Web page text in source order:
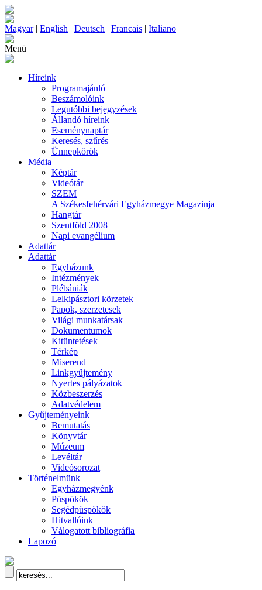
Magyar| English | Deutsch | Francais | Italiano
Menü
Híreink
Programajánló
Beszámolóink
Legutóbbi bejegyzések
Állandó híreink
Eseménynaptár
Keresés, szűrés
Ünnepkörök
Média
Képtár
Videótár
SZEM
A Székesfehérvári Egyházmegye Magazinja
Hangtár
Szentföld 2008
Napi evangélium
Adattár
Adattár
Egyházunk
Intézmények
Plébániák
Lelkipásztori körzetek
Papok, szerzetesek
Világi munkatársak
Dokumentumok
Kitüntetések
Térkép
Miserend
Linkgyűjtemény
Nyertes pályázatok
Közbeszerzés
Adatvédelem
Gyűjteményeink
Bemutatás
Könyvtár
Múzeum
Levéltár
Videósorozat
Történelmünk
Egyházmegyénk
Püspökök
Segédpüspökök
Hitvallóink
Válogatott bibliográfia
Lapozó